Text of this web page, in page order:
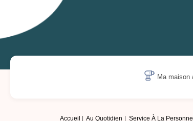
Ma maison
Accueil Au Quotidien Service À La Personne